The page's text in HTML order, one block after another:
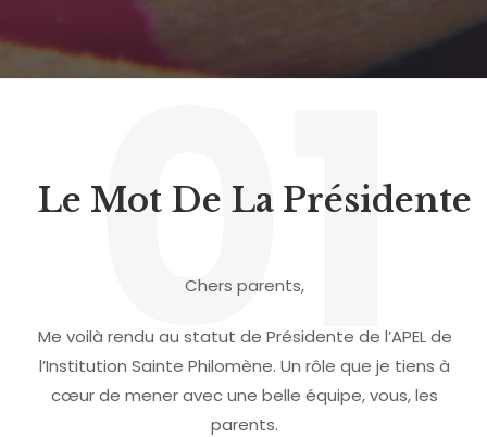
01
Le Mot De La Présidente
Chers parents,
Me voilà rendu au statut de Présidente de l’APEL de
l’Institution Sainte Philomène. Un rôle que je tiens à
cœur de mener avec une belle équipe, vous, les
parents.